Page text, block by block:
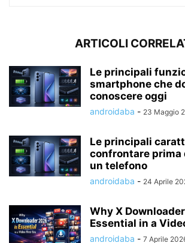
ARTICOLI
Le principali
smartphone che
conoscere oggi
androidaba - 23 Maggio
Le principali
confrontare prima
un telefono
androidaba - 24 Aprile
Why X
Essential in a
androidaba - 7 Aprile